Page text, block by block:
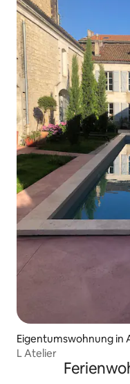
Eigentumswohnung in
L Atelier